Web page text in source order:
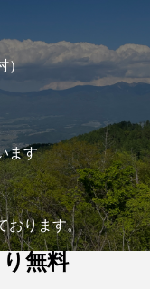
）
ます
おります。
無料